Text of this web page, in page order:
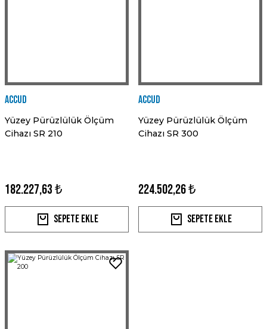
Accud
Yüzey Pürüzlülük Ölçüm
Cihazı SR 210
182.227,63 ₺
Sepete Ekle
Accud
Yüzey Pürüzlülük Ölçüm
Cihazı SR 300
224.502,26 ₺
Sepete Ekle